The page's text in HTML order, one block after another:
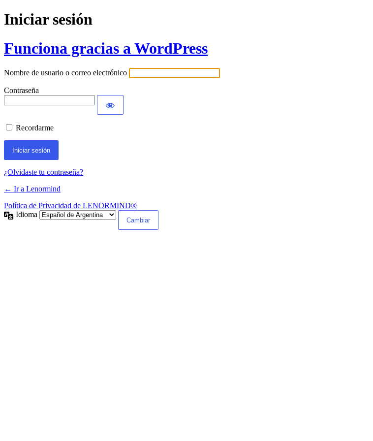
Iniciar sesión
Funciona gracias a WordPress
Nombre de usuario o correo electrónico
Contraseña
Recordarme
¿Olvidaste tu contraseña?
← Ir a Lenormind
Política de Privacidad de LENORMIND®
Idioma